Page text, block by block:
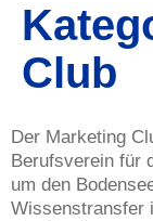
Club
Der Marketing
Berufsverein für
um den
Wissenstransfer